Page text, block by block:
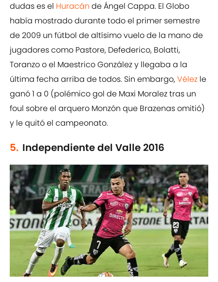
dudas es el Huracán de Ángel Cappa. El Globo
había mostrado durante todo el primer semestre
de 2009 un fútbol de altísimo vuelo de la mano de
jugadores como Pastore, Defederico, Bolatti,
Toranzo o el Maestrico González y llegaba a la
última fecha arriba de todos. Sin embargo,Vélez le
ganó 1 a 0 (polémico gol de Maxi Moralez tras un
foul sobre el arquero Monzón que Brazenas omitió)
y le quitó el campeonato.
5. Independiente del Valle 2016